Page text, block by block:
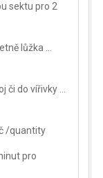
sektu pro 2
lůžka …
či do vířivky …
/quantity
pro